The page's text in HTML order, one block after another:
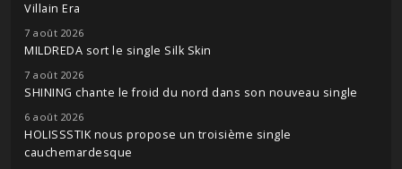
Villain Era
7 août 2026
MILDREDA sort le single Silk Skin
7 août 2026
SHINING chante le froid du nord dans son nouveau single
6 août 2026
HOLISSSTIK nous propose un troisième single
cauchemardesque